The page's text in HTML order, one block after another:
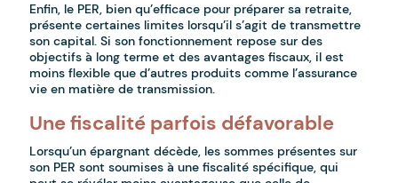
Enfin, le PER, bien qu’efficace pour préparer sa retraite,
présente certaines limites lorsqu’il s’agit de transmettre
son capital. Si son fonctionnement repose sur des
objectifs à long terme et des avantages fiscaux, il est
moins flexible que d’autres produits comme l’assurance
vie en matière de transmission.
Une fiscalité parfois défavorable
Lorsqu’un épargnant décède, les sommes présentes sur
son PER sont soumises à une fiscalité spécifique, qui